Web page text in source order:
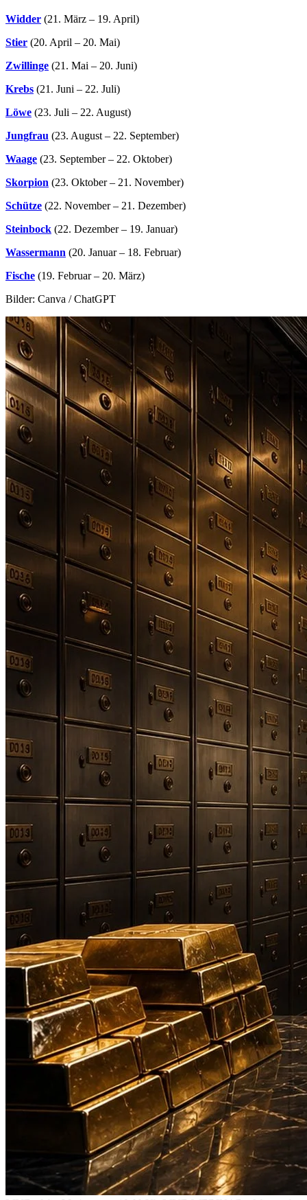
Widder (21. März – 19. April)
Stier (20. April – 20. Mai)
Zwillinge (21. Mai – 20. Juni)
Krebs (21. Juni – 22. Juli)
Löwe (23. Juli – 22. August)
Jungfrau (23. August – 22. September)
Waage (23. September – 22. Oktober)
Skorpion (23. Oktober – 21. November)
Schütze (22. November – 21. Dezember)
Steinbock (22. Dezember – 19. Januar)
Wassermann (20. Januar – 18. Februar)
Fische (19. Februar – 20. März)
Bilder: Canva / ChatGPT